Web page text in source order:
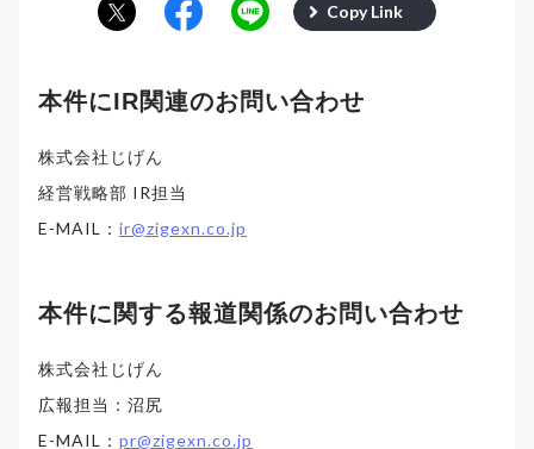
Copy Link
本件にIR関連のお問い合わせ
株式会社じげん
経営戦略部 IR担当
E-MAIL： ir@zigexn.co.jp
本件に関する報道関係のお問い合わせ
株式会社じげん
広報担当：沼尻
E-MAIL： pr@zigexn.co.jp